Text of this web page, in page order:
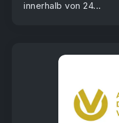
innerhalb von 24...